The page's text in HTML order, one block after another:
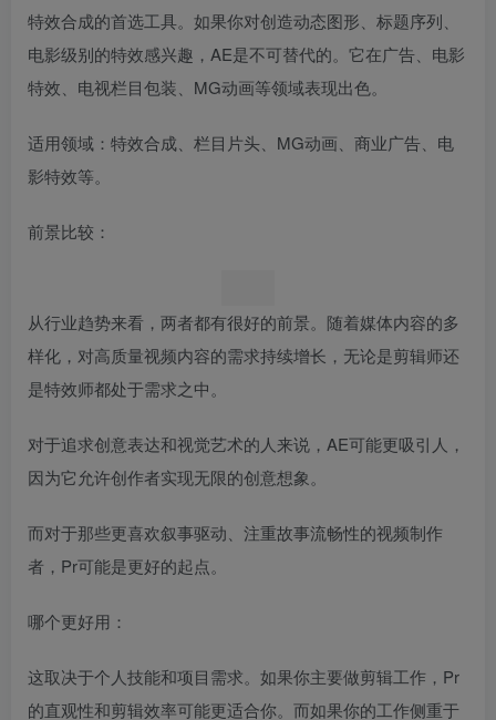
特效合成的首选工具。如果你对创造动态图形、标题序列、
电影级别的特效感兴趣，AE是不可替代的。它在广告、电影
特效、电视栏目包装、MG动画等领域表现出色。
适用领域：特效合成、栏目片头、MG动画、商业广告、电
影特效等。
前景比较：
从行业趋势来看，两者都有很好的前景。随着媒体内容的多
样化，对高质量视频内容的需求持续增长，无论是剪辑师还
是特效师都处于需求之中。
对于追求创意表达和视觉艺术的人来说，AE可能更吸引人，
因为它允许创作者实现无限的创意想象。
而对于那些更喜欢叙事驱动、注重故事流畅性的视频制作
者，Pr可能是更好的起点。
哪个更好用：
这取决于个人技能和项目需求。如果你主要做剪辑工作，Pr
的直观性和剪辑效率可能更适合你。而如果你的工作侧重于